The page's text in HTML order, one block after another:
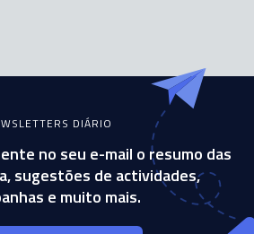
DIÁRIO
no seu e-mail o resumo das
sugestões de actividades,
e muito mais.